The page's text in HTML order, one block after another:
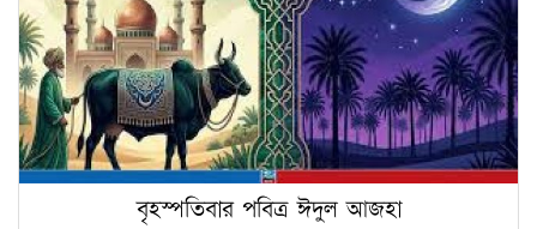
বৃহস্পতিবার পবিত্র ঈদুল আজহা